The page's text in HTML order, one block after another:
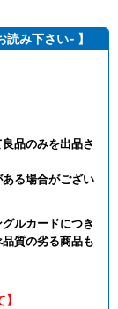
み下さい- 】
品のみを出品さ
る場合がござい
ルカードにつき
質の劣る商品も